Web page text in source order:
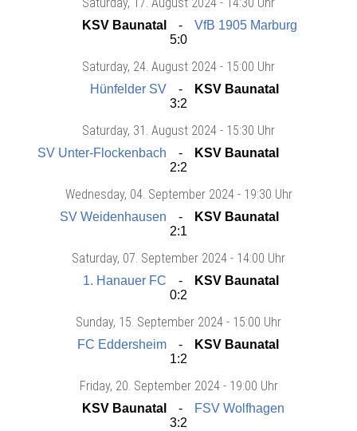
KSV Baunatal
VfB 1905 Marburg
5:0
Saturday, 24. August 2024 - 15:00 Uhr
Hünfelder SV
KSV Baunatal
3:2
Saturday, 31. August 2024 - 15:30 Uhr
SV Unter-Flockenbach
KSV Baunatal
2:2
Wednesday, 04. September 2024 - 19:30 Uhr
SV Weidenhausen
KSV Baunatal
2:1
Saturday, 07. September 2024 - 14:00 Uhr
1. Hanauer FC
KSV Baunatal
0:2
Sunday, 15. September 2024 - 15:00 Uhr
FC Eddersheim
KSV Baunatal
1:2
Friday, 20. September 2024 - 19:00 Uhr
KSV Baunatal
FSV Wolfhagen
3:2